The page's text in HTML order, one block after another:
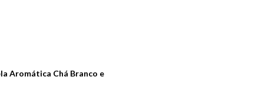
Aromática Chá Branco e